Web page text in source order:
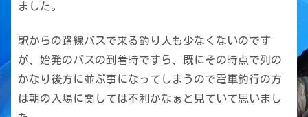
ました。
駅からの路線バスで来る釣り人も少なくないのです
が、始発のバスの到着時ですら、既にその時点で列の
かなり後方に並ぶ事になってしまうので電車釣行の方
は朝の入場に関しては不利かなぁと見ていて思いまし